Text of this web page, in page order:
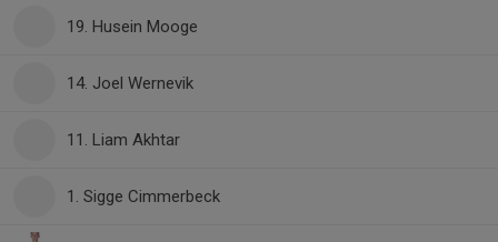
19. Husein Mooge
14. Joel Wernevik
11. Liam Akhtar
1. Sigge Cimmerbeck